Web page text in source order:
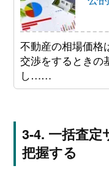
不動産の相場価格
交渉をするときの
し……
一括査定
把握する